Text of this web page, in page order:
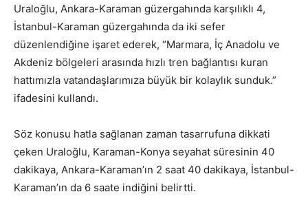
Uraloğlu, Ankara-Karaman güzergahında karşılıklı 4,
İstanbul-Karaman güzergahında da iki sefer
düzenlendiğine işaret ederek, “Marmara, İç Anadolu ve
Akdeniz bölgeleri arasında hızlı tren bağlantısı kuran
hattımızla vatandaşlarımıza büyük bir kolaylık sunduk.”
ifadesini kullandı.
Söz konusu hatla sağlanan zaman tasarrufuna dikkati
çeken Uraloğlu, Karaman-Konya seyahat süresinin 40
dakikaya, Ankara-Karaman’ın 2 saat 40 dakikaya, İstanbul-
Karaman’ın da 6 saate indiğini belirtti.